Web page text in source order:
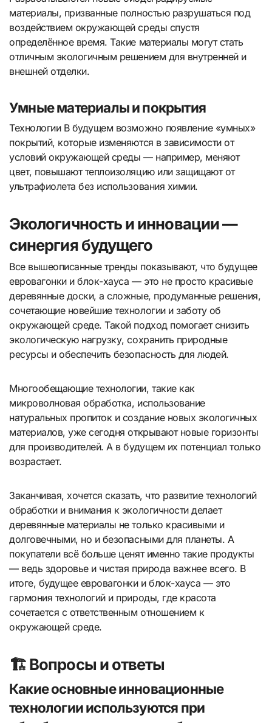
материалы, призванные полностью разрушаться под
воздействием окружающей среды спустя
определённое время. Такие материалы могут стать
отличным экологичным решением для внутренней и
внешней отделки.
Умные материалы и покрытия
Технологии В будущем возможно появление «умных»
покрытий, которые изменяются в зависимости от
условий окружающей среды — например, меняют
цвет, повышают теплоизоляцию или защищают от
ультрафиолета без использования химии.
Экологичность и инновации —
синергия будущего
Все вышеописанные тренды показывают, что будущее
евровагонки и блок-хауса — это не просто красивые
деревянные доски, а сложные, продуманные решения,
сочетающие новейшие технологии и заботу об
окружающей среде. Такой подход помогает снизить
экологическую нагрузку, сохранить природные
ресурсы и обеспечить безопасность для людей.
Многообещающие технологии, такие как
микроволновая обработка, использование
натуральных пропиток и создание новых экологичных
материалов, уже сегодня открывают новые горизонты
для производителей. А в будущем их потенциал только
возрастает.
Заканчивая, хочется сказать, что развитие технологий
обработки и внимания к экологичности делает
деревянные материалы не только красивыми и
долговечными, но и безопасными для планеты. А
покупатели всё больше ценят именно такие продукты
— ведь здоровье и чистая природа важнее всего. В
итоге, будущее евровагонки и блок-хауса — это
гармония технологий и природы, где красота
сочетается с ответственным отношением к
окружающей среде.
🏗️ Вопросы и ответы
Какие основные инновационные
технологии используются при